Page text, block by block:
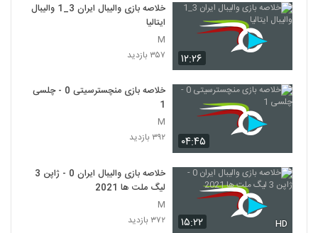
۱۲:۲۶
خلاصه بازی والیبال ایران 3_1 والیبال
ایتالیا
M
۳۵۷ بازدید
۰۴:۴۵
خلاصه بازی منچسترسیتی 0 - چلسی
1
M
۳۹۲ بازدید
۱۵:۲۲ HD
خلاصه بازی والیبال ایران 0 - ژاپن 3
لیگ ملت ها 2021
M
۳۷۲ بازدید